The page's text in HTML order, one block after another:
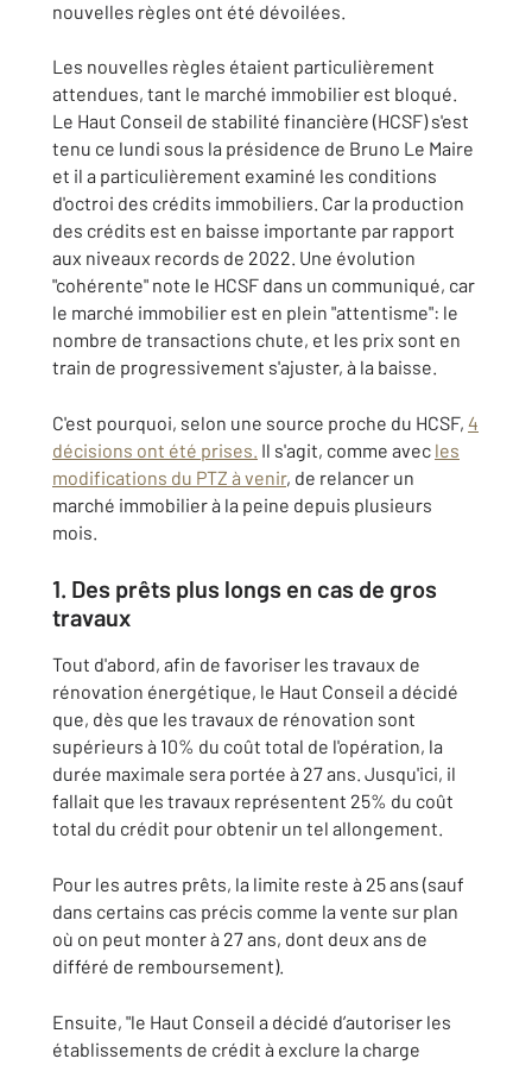
nouvelles règles ont été dévoilées.
Les nouvelles règles étaient particulièrement
attendues, tant le marché immobilier est bloqué.
Le Haut Conseil de stabilité financière (HCSF) s'est
tenu ce lundi sous la présidence de Bruno Le Maire
et il a particulièrement examiné les conditions
d'octroi des crédits immobiliers. Car la production
des crédits est en baisse importante par rapport
aux niveaux records de 2022. Une évolution
"cohérente" note le HCSF dans un communiqué, car
le marché immobilier est en plein "attentisme": le
nombre de transactions chute, et les prix sont en
train de progressivement s'ajuster, à la baisse.
C'est pourquoi, selon une source proche du HCSF, 4
décisions ont été prises. Il s'agit, comme avec les
modifications du PTZ à venir, de relancer un
marché immobilier à la peine depuis plusieurs
mois.
1. Des prêts plus longs en cas de gros
travaux
Tout d'abord, afin de favoriser les travaux de
rénovation énergétique, le Haut Conseil a décidé
que, dès que les travaux de rénovation sont
supérieurs à 10% du coût total de l'opération, la
durée maximale sera portée à 27 ans. Jusqu'ici, il
fallait que les travaux représentent 25% du coût
total du crédit pour obtenir un tel allongement.
Pour les autres prêts, la limite reste à 25 ans (sauf
dans certains cas précis comme la vente sur plan
où on peut monter à 27 ans, dont deux ans de
différé de remboursement).
Ensuite, "le Haut Conseil a décidé d’autoriser les
établissements de crédit à exclure la charge